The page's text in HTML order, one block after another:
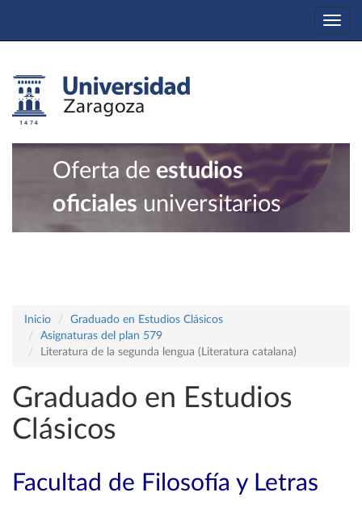
Oferta de estudios
oficiales universitarios
Inicio
Graduado en Estudios Clásicos
Asignaturas del plan 579
Literatura de la segunda lengua (Literatura catalana)
Graduado en Estudios
Clásicos
Facultad de Filosofía y Letras